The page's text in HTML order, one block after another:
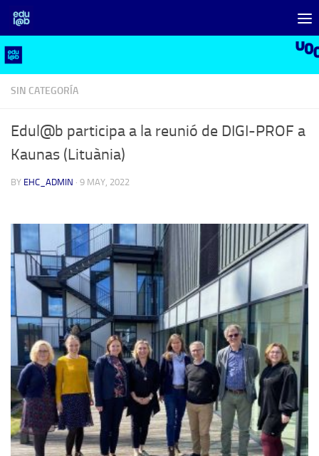
Skip to content
SIN CATEGORÍA
Edul@b participa a la reunió de DIGI-PROF a
Kaunas (Lituània)
BY EHC_ADMIN · 9 MAY, 2022